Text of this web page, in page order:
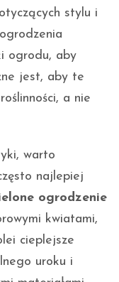
stylu i
ogrodu, aby
jest, aby te
a nie
warto
najlepiej
ogrodzenie
kwiatami,
cieplejsze
uroku i